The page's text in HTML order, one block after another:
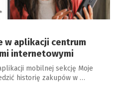
w aplikacji centrum
internetowymi
mobilnej sekcję Moje
historię zakupów w …